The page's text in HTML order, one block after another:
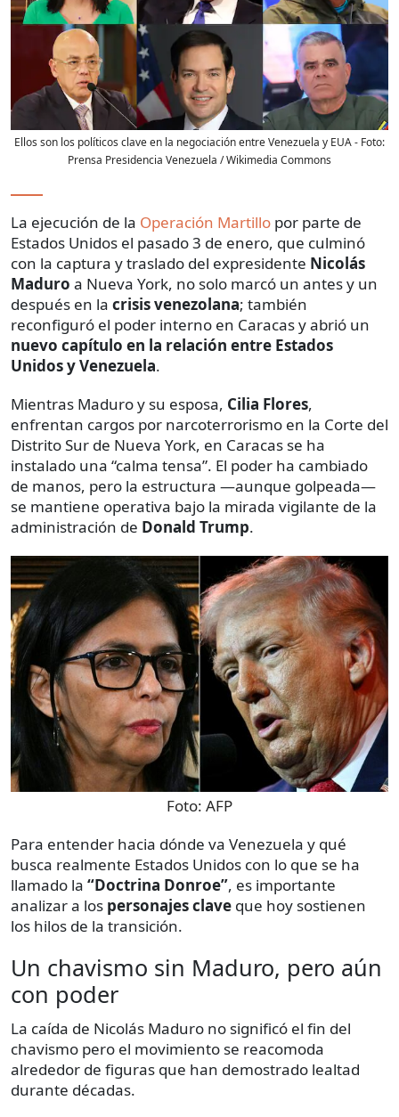
Ellos son los políticos clave en la negociación entre Venezuela y EUA- Foto:
Prensa Presidencia Venezuela / Wikimedia Commons
La ejecución de la Operación Martillo por parte de
Estados Unidos el pasado 3 de enero, que culminó
con la captura y traslado del expresidente Nicolás
Maduro a Nueva York, no solo marcó un antes y un
después en la crisis venezolana; también
reconfiguró el poder interno en Caracas y abrió un
nuevo capítulo en la relación entre Estados
Unidos y Venezuela.
Mientras Maduro y su esposa, Cilia Flores,
enfrentan cargos por narcoterrorismo en la Corte del
Distrito Sur de Nueva York, en Caracas se ha
instalado una “calma tensa”. El poder ha cambiado
de manos, pero la estructura —aunque golpeada—
se mantiene operativa bajo la mirada vigilante de la
administración de Donald Trump.
Foto: AFP
Para entender hacia dónde va Venezuela y qué
busca realmente Estados Unidos con lo que se ha
llamado la “Doctrina Donroe”, es importante
analizar a los personajes clave que hoy sostienen
los hilos de la transición.
Un chavismo sin Maduro, pero aún
con poder
La caída de Nicolás Maduro no significó el fin del
chavismo pero el movimiento se reacomoda
alrededor de figuras que han demostrado lealtad
durante décadas.